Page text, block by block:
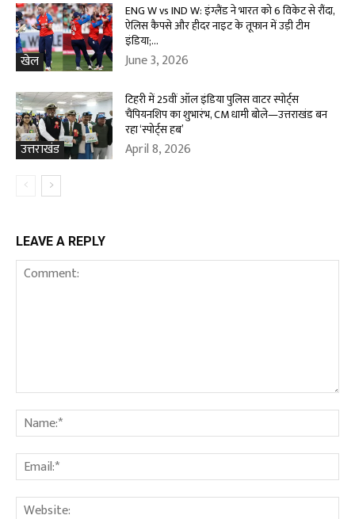
खेल
ENG W vs IND W: इंग्लैंड ने भारत को 6 विकेट से रौंदा,
ऐलिस कैपसे और हीदर नाइट के तूफान में उड़ी टीम
इंडिया;...
June 3, 2026
उत्तराखंड
टिहरी में 25वीं ऑल इंडिया पुलिस वाटर स्पोर्ट्स
चैंपियनशिप का शुभारंभ, CM धामी बोले—उत्तराखंड बन
रहा ‘स्पोर्ट्स हब’
April 8, 2026
LEAVE A REPLY